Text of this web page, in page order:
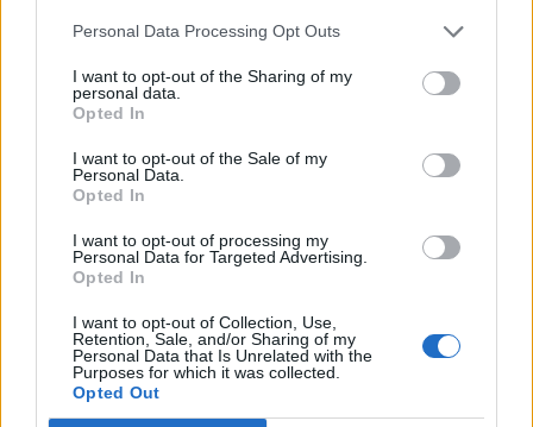
Personal Data Processing Opt Outs
I want to opt-out of the Sharing of my
personal data.
Opted In
I want to opt-out of the Sale of my
Personal Data.
Opted In
I want to opt-out of processing my
Personal Data for Targeted Advertising.
Opted In
I want to opt-out of Collection, Use,
Retention, Sale, and/or Sharing of my
Personal Data that Is Unrelated with the
Purposes for which it was collected.
Opted Out
babaváró sztorit a szokásos 20 éves futamidő
helyett 5 évre redukálva számottevő hozamot érjünk
el. Ehhez a babaváró hitelt a MÁP+ állampapírral,
kombinálni.
Miként lehetséges ez?
van szó, tőkeáttételről beszélünk, de más, nem fix
hozamú befektetésekkel ellentétben ez nem jelent
extra kockázatot, hiszen a babaváró hitel törlesztése